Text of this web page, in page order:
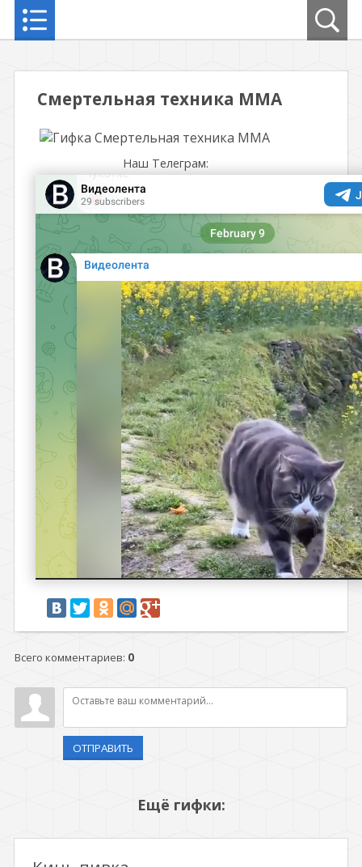
Смертельная техника ММА
Наш Телеграм:
Всего комментариев: 0
ОТПРАВИТЬ
Ещё гифки: